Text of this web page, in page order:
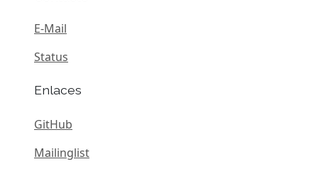
E-Mail
Status
Enlaces
GitHub
Mailinglist